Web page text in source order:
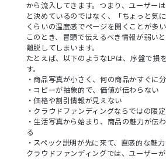
から流入してきます。つまり、ユーザーは
と決めているのではなく、「ちょっと気
くらいの温度感でページを開くことが多い
このとき、冒頭で伝えるべき情報が弱い
離脱してしまいます。
たとえば、以下のようなLPは、序盤で損
す。
・商品写真が小さく、何の商品かすぐに
・コピーが抽象的で、価値が伝わらない
・価格や割引情報が見えない
・クラウドファンディングならではの限
・生活写真から始まり、商品の魅力が伝
る
・スペック説明が先に来て、直感的な魅
クラウドファンディングでは、ユーザー